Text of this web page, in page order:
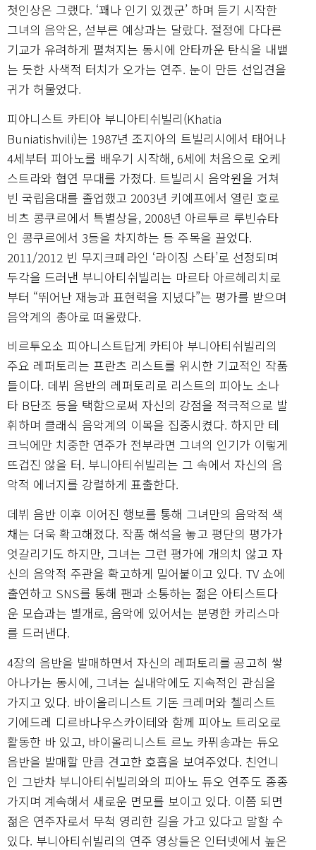
첫인상은 그랬다. ‘꽤나 인기 있겠군’ 하며 듣기 시작한
그녀의 음악은, 섣부른 예상과는 달랐다. 절정에 다다른
기교가 유려하게 펼쳐지는 동시에 안타까운 탄식을 내뱉
는 듯한 사색적 터치가 오가는 연주. 눈이 만든 선입견을
귀가 허물었다.
피아니스트 카티아 부니아티쉬빌리(Khatia
Buniatishvili)는 1987년 조지아의 트빌리시에서 태어나
4세부터 피아노를 배우기 시작해, 6세에 처음으로 오케
스트라와 협연 무대를 가졌다. 트빌리시 음악원을 거쳐
빈 국립음대를 졸업했고 2003년 키예프에서 열린 호로
비츠 콩쿠르에서 특별상을, 2008년 아르투르 루빈슈타
인 콩쿠르에서 3등을 차지하는 등 주목을 끌었다.
2011/2012 빈 무지크페라인 ‘라이징 스타’로 선정되며
두각을 드러낸 부니아티쉬빌리는 마르타 아르헤리치로
부터 “뛰어난 재능과 표현력을 지녔다”는 평가를 받으며
음악계의 총아로 떠올랐다.
비르투오소 피아니스트답게 카티아 부니아티쉬빌리의
주요 레퍼토리는 프란츠 리스트를 위시한 기교적인 작품
들이다. 데뷔 음반의 레퍼토리로 리스트의 피아노 소나
타 B단조 등을 택함으로써 자신의 강점을 적극적으로 발
휘하며 클래식 음악계의 이목을 집중시켰다. 하지만 테
크닉에만 치중한 연주가 전부라면 그녀의 인기가 이렇게
뜨겁진 않을 터. 부니아티쉬빌리는 그 속에서 자신의 음
악적 에너지를 강렬하게 표출한다.
데뷔 음반 이후 이어진 행보를 통해 그녀만의 음악적 색
채는 더욱 확고해졌다. 작품 해석을 놓고 평단의 평가가
엇갈리기도 하지만, 그녀는 그런 평가에 개의치 않고 자
신의 음악적 주관을 확고하게 밀어붙이고 있다. TV 쇼에
출연하고 SNS를 통해 팬과 소통하는 젊은 아티스트다
운 모습과는 별개로, 음악에 있어서는 분명한 카리스마
를 드러낸다.
4장의 음반을 발매하면서 자신의 레퍼토리를 공고히 쌓
아나가는 동시에, 그녀는 실내악에도 지속적인 관심을
가지고 있다. 바이올리니스트 기돈 크레머와 첼리스트
기에드레 디르바나우스카이테와 함께 피아노 트리오로
활동한 바 있고, 바이올리니스트 르노 카퓌송과는 듀오
음반을 발매할 만큼 견고한 호흡을 보여주었다. 친언니
인 그반차 부니아티쉬빌리와의 피아노 듀오 연주도 종종
가지며 계속해서 새로운 면모를 보이고 있다. 이쯤 되면
젊은 연주자로서 무척 영리한 길을 가고 있다고 말할 수
있다. 부니아티쉬빌리의 연주 영상들은 인터넷에서 높은